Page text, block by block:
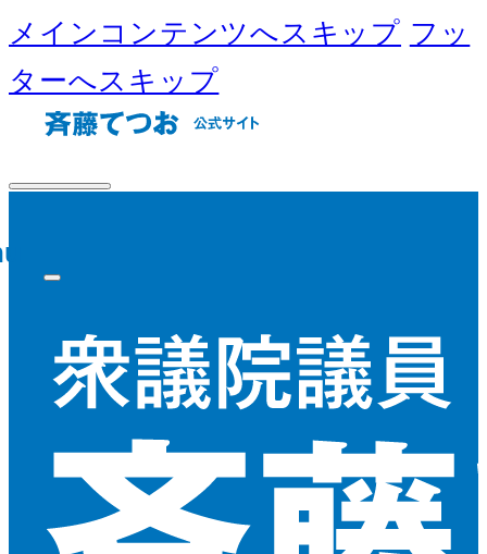
メインコンテンツへスキップ フッ
ターへスキップ